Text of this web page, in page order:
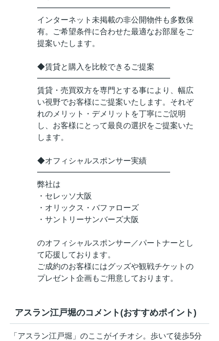
━━━━━━━━━━━━━━━━━
インターネット未掲載の非公開物件も多数保
有。ご希望条件に合わせた最適なお部屋をご
提案いたします。
◆賃貸と購入を比較できるご提案
━━━━━━━━━━━━━━━━━
賃貸・売買双方を専門とする事により、幅広
い視野でお客様にご提案いたします。それぞ
れのメリット・デメリットを丁寧にご説明
し、お客様にとって最良の選択をご提案いた
します。
◆オフィシャルスポンサー実績
━━━━━━━━━━━━━━━━━
弊社は
・セレッソ大阪
・オリックス・バファローズ
・サントリーサンバーズ大阪
のオフィシャルスポンサー／パートナーとし
て応援しております。
ご成約のお客様にはグッズや観戦チケットの
プレゼント企画もご用意しております。
アスラン江戸堀のコメント(おすすめポイント)
「アスラン江戸堀」のここがイチオシ。歩いて徒歩5分